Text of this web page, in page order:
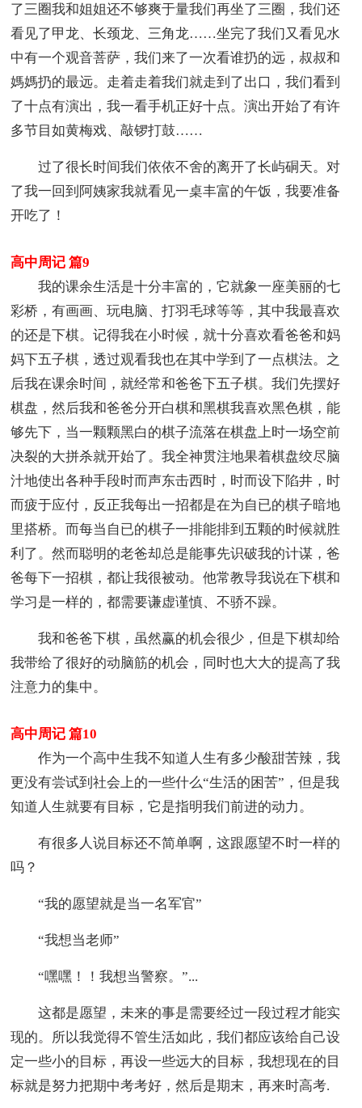
了三圈我和姐姐还不够爽于量我们再坐了三圈，我们还
看见了甲龙、长颈龙、三角龙……坐完了我们又看见水
中有一个观音菩萨，我们来了一次看谁扔的远，叔叔和
媽媽扔的最远。走着走着我们就走到了出口，我们看到
了十点有演出，我一看手机正好十点。演出开始了有许
多节目如黄梅戏、敲锣打鼓……
过了很长时间我们依依不舍的离开了长屿硐天。对
了我一回到阿姨家我就看见一桌丰富的午饭，我要准备
开吃了！
高中周记 篇9
我的课余生活是十分丰富的，它就象一座美丽的七
彩桥，有画画、玩电脑、打羽毛球等等，其中我最喜欢
的还是下棋。记得我在小时候，就十分喜欢看爸爸和妈
妈下五子棋，透过观看我也在其中学到了一点棋法。之
后我在课余时间，就经常和爸爸下五子棋。我们先摆好
棋盘，然后我和爸爸分开白棋和黑棋我喜欢黑色棋，能
够先下，当一颗颗黑白的棋子流落在棋盘上时一场空前
决裂的大拼杀就开始了。我全神贯注地果着棋盘绞尽脑
汁地使出各种手段时而声东击西时，时而设下陷井，时
而疲于应付，反正我每出一招都是在为自已的棋子暗地
里搭桥。而每当自已的棋子一排能排到五颗的时候就胜
利了。然而聪明的老爸却总是能事先识破我的计谋，爸
爸每下一招棋，都让我很被动。他常教导我说在下棋和
学习是一样的，都需要谦虚谨慎、不骄不躁。
我和爸爸下棋，虽然赢的机会很少，但是下棋却给
我带给了很好的动脑筋的机会，同时也大大的提高了我
注意力的集中。
高中周记 篇10
作为一个高中生我不知道人生有多少酸甜苦辣，我
更没有尝试到社会上的一些什么“生活的困苦”，但是我
知道人生就要有目标，它是指明我们前进的动力。
有很多人说目标还不简单啊，这跟愿望不时一样的
吗？
“我的愿望就是当一名军官”
“我想当老师”
“嘿嘿！！我想当警察。”...
这都是愿望，未来的事是需要经过一段过程才能实
现的。所以我觉得不管生活如此，我们都应该给自己设
定一些小的目标，再设一些远大的目标，我想现在的目
标就是努力把期中考考好，然后是期末，再来时高考.